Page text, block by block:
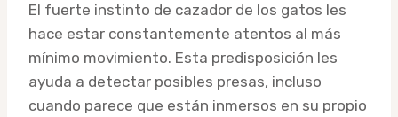
El fuerte instinto de cazador de los gatos les
hace estar constantemente atentos al más
mínimo movimiento. Esta predisposición les
ayuda a detectar posibles presas, incluso
cuando parece que están inmersos en su propio